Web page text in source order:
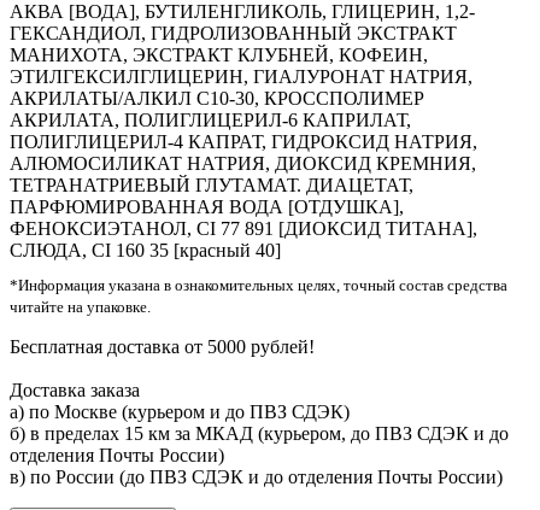
АКВА [ВОДА], БУТИЛЕНГЛИКОЛЬ, ГЛИЦЕРИН, 1,2-
ГЕКСАНДИОЛ, ГИДРОЛИЗОВАННЫЙ ЭКСТРАКТ
МАНИХОТА, ЭКСТРАКТ КЛУБНЕЙ, КОФЕИН,
ЭТИЛГЕКСИЛГЛИЦЕРИН, ГИАЛУРОНАТ НАТРИЯ,
АКРИЛАТЫ/АЛКИЛ С10-30, КРОССПОЛИМЕР
АКРИЛАТА, ПОЛИГЛИЦЕРИЛ-6 КАПРИЛАТ,
ПОЛИГЛИЦЕРИЛ-4 КАПРАТ, ГИДРОКСИД НАТРИЯ,
АЛЮМОСИЛИКАТ НАТРИЯ, ДИОКСИД КРЕМНИЯ,
ТЕТРАНАТРИЕВЫЙ ГЛУТАМАТ. ДИАЦЕТАТ,
ПАРФЮМИРОВАННАЯ ВОДА [ОТДУШКА],
ФЕНОКСИЭТАНОЛ, CI 77 891 [ДИОКСИД ТИТАНА],
СЛЮДА, CI 160 35 [красный 40]
*Информация указана в ознакомительных целях, точный состав средства
читайте на упаковке.
Бесплатная доставка от 5000 рублей!
Доставка заказа
а) по Москве (курьером и до ПВЗ СДЭК)
б) в пределах 15 км за МКАД (курьером, до ПВЗ СДЭК и до
отделения Почты России)
в) по России (до ПВЗ СДЭК и до отделения Почты России)